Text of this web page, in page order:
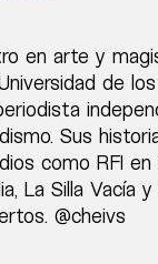
en arte y
de
Sus
como RFI en
La Silla Vacía
@cheivs